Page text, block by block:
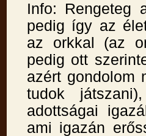
Info: Rengeteg
pedig így az
az orkkal (az
pedig ott
azért gondolom
tudok
adottságai
ami igazán